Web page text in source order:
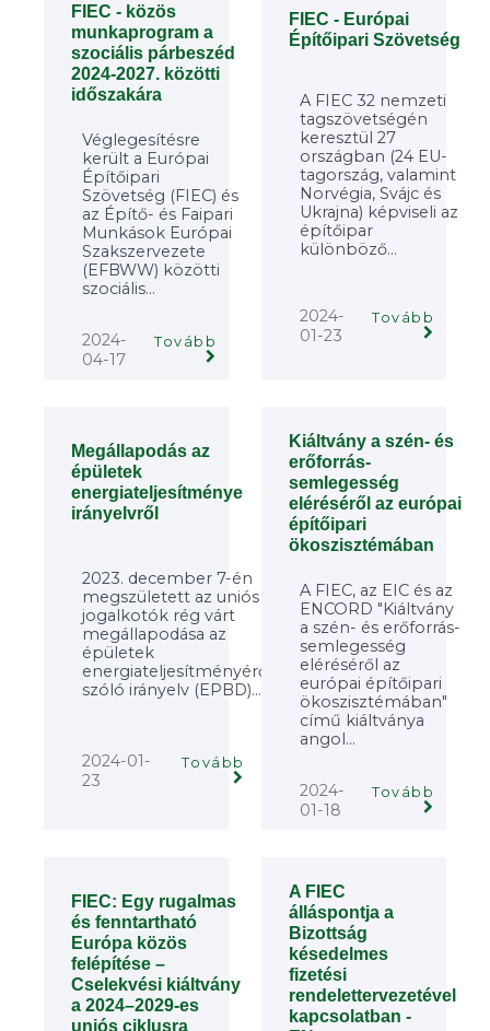
FIEC - közös
munkaprogram a
szociális párbeszéd
2024-2027. közötti
időszakára
Véglegesítésre
került a Európai
Építőipari
Szövetség (FIEC) és
az Építő- és Faipari
Munkások Európai
Szakszervezete
(EFBWW) közötti
szociális...
2024-
04-17
Tovább
FIEC - Európai
Építőipari Szövetség
A FIEC 32 nemzeti
tagszövetségén
keresztül 27
országban (24 EU-
tagország, valamint
Norvégia, Svájc és
Ukrajna) képviseli az
építőipar
különböző...
2024-
01-23
Tovább
Megállapodás az
épületek
energiateljesítménye
irányelvről
2023. december 7-én
megszületett az uniós
jogalkotók rég várt
megállapodása az
épületek
energiateljesítményéről
szóló irányelv (EPBD)...
2024-01-
23
Tovább
Kiáltvány a szén- és
erőforrás-
semlegesség
eléréséről az európai
építőipari
ökoszisztémában
A FIEC, az EIC és az
ENCORD "Kiáltvány
a szén- és erőforrás-
semlegesség
eléréséről az
európai építőipari
ökoszisztémában"
című kiáltványa
angol...
2024-
01-18
Tovább
FIEC: Egy rugalmas
és fenntartható
Európa közös
felépítése –
Cselekvési kiáltvány
a 2024–2029-es
uniós ciklusra
A FIEC
álláspontja a
Bizottság
késedelmes
fizetési
rendelettervezetével
kapcsolatban -